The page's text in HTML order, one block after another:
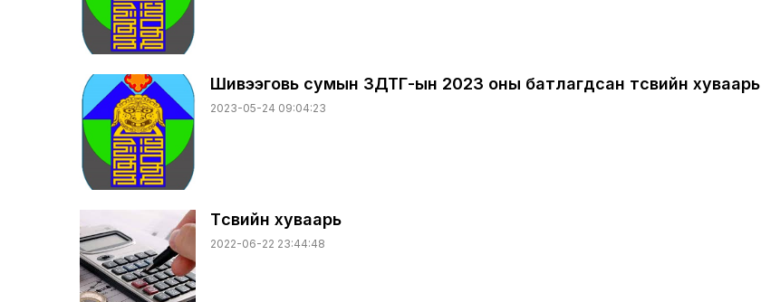
Шивээговь сумын ЗДТГ-ын 2023 оны батлагдсан төсөвийн хуваарь
2023-05-24 09:04:23
Төсвийн хуваарь
2022-06-22 23:44:48